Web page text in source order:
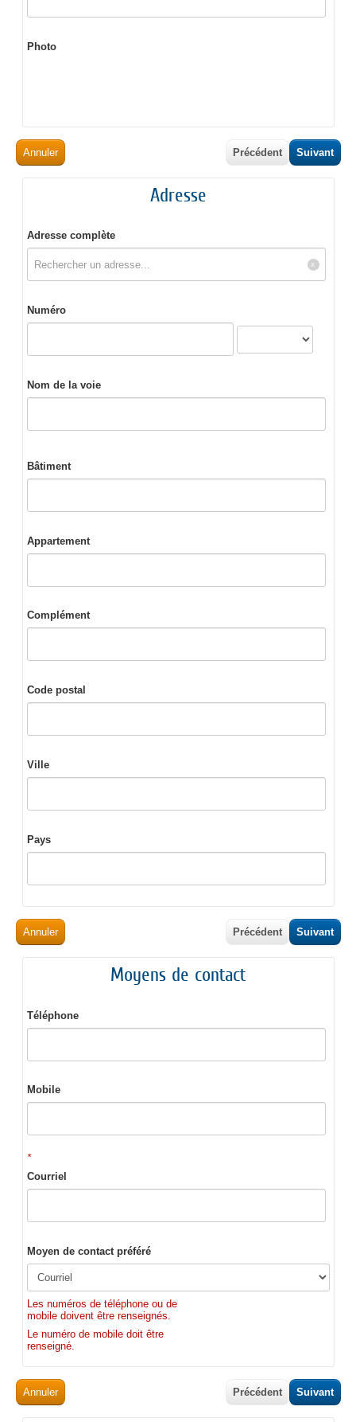
Photo
Annuler Suivant
Précédent
Adresse
Adresse complète
Numéro
Nom de la voie
Bâtiment
Appartement
Complément
Code postal
Ville
Pays
Annuler Suivant
Précédent
Moyens de contact
Téléphone
Mobile
*
Courriel
Moyen de contact préféré
Les numéros de téléphone ou de
mobile doivent être renseignés.
Le numéro de mobile doit être
renseigné.
Annuler Suivant
Précédent